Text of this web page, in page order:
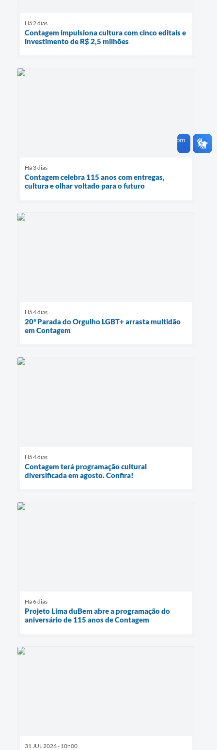
Há 2 dias
Contagem impulsiona cultura com cinco editais e
investimento de R$ 2,5 milhões
Há 3 dias
Contagem celebra 115 anos com entregas,
cultura e olhar voltado para o futuro
Há 4 dias
20ª Parada do Orgulho LGBT+ arrasta multidão
em Contagem
Há 4 dias
Contagem terá programação cultural
diversificada em agosto. Confira!
Há 6 dias
Projeto Lima duBem abre a programação do
aniversário de 115 anos de Contagem
31 JUL 2026 - 10h00